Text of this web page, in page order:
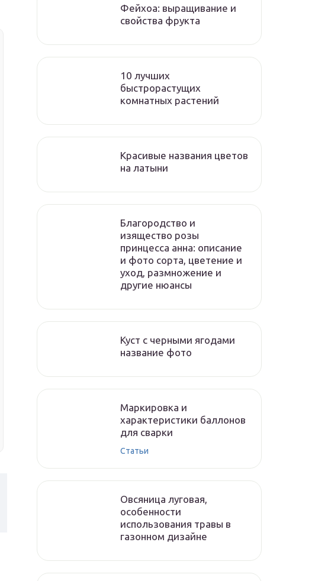
Фейхоа: выращивание и
свойства фрукта
10 лучших
быстрорастущих
комнатных растений
Красивые названия цветов
на латыни
Благородство и
изящество розы
принцесса анна: описание
и фото сорта, цветение и
уход, размножение и
другие нюансы
Куст с черными ягодами
название фото
Маркировка и
характеристики баллонов
для сварки
Статьи
Овсяница луговая,
особенности
использования травы в
газонном дизайне